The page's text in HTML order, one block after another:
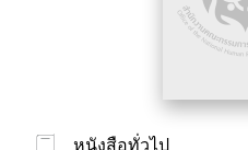
หนังสือทั่วไป